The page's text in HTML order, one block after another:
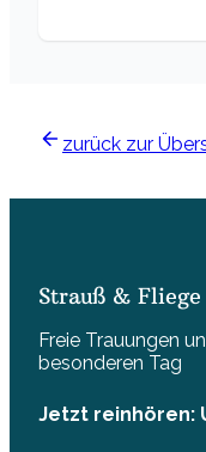
zurück zur
Strauß & Fliege
Freie Trauungen
besonderen Tag
Jetzt reinhören: